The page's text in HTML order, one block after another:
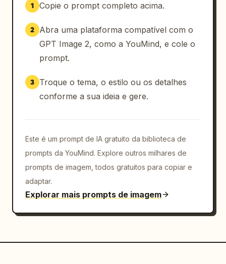
1 Copie o prompt completo acima.
2
Abra uma plataforma compatível com o
GPT Image 2, como a YouMind, e cole o
prompt.
3
Troque o tema, o estilo ou os detalhes
conforme a sua ideia e gere.
Este é um prompt de IA gratuito da biblioteca de
prompts da YouMind. Explore outros milhares de
prompts de imagem, todos gratuitos para copiar e
adaptar.
Explorar mais prompts de imagem